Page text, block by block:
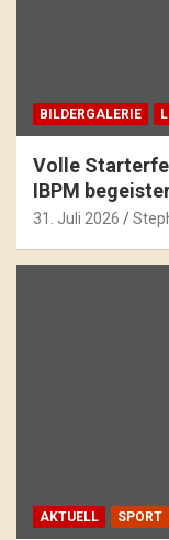
BILDERGALERIE
Volle
IBPM
31. Juli 2026
AKTUELL SPORT